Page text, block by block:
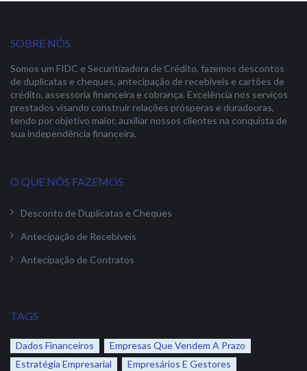
SOBRE NÓS
Somos um FIDC e Securitizadora de Crédito, fazemos descontos
de duplicatas e cheques, antecipação de recebíveis e cartões de
crédito, assessoria financeira e cobrança. Excelência nos serviços
prestados visando construir relações prósperas e duradouras,
tendo por objetivo maior, auxiliar nossos clientes na conquista de
sua independência financeira.
O QUE NÓS FAZEMOS
Desconto de Duplicatas e Cheques
Antecipação de Recebíveis
Antecipação de Contratos
TAGS
Dados Financeiros
Empresas Que Vendem A Prazo
Estratégia Empresarial
Empresários E Gestores